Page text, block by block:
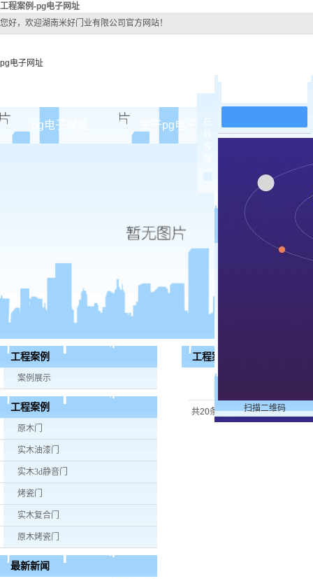
工程案例-pg电子网址
您好，欢迎湖南米好门业有限公司官方网站！
pg电子网址
pg电子网址 关于pg电子网址
公司团队
pg电子网址
实木油
实木3d
烤瓷
实木复
工程案例
案例展示
工程案例
原木门
实木油漆门
实木3d静音门
烤瓷门
实木复合门
原木烤瓷门
最新新闻
工程案例
共20条 每页15条 页次：2/2
在
扫描二维码